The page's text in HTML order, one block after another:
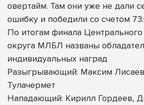
овертайм. Там они уже не дали
ошибку и победили со счетом
По итогам финала
округа МЛБЛ названы
индивидуальных наград
Разыгрывающий: Максим
Тулачермет
Нападающий: Кирилл Гордеев,